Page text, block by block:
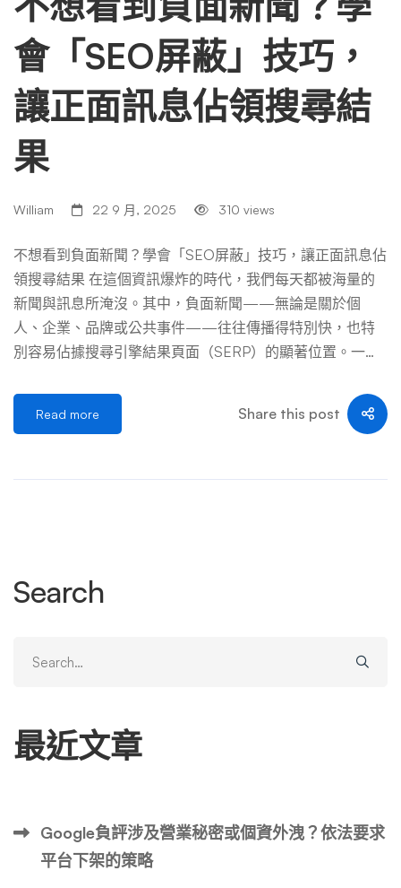
會「SEO屏蔽」技巧，
讓正面訊息佔領搜尋結
果
William 22 9 月, 2025 310 views
不想看到負面新聞？學會「SEO屏蔽」技巧，讓正面訊息佔
領搜尋結果 在這個資訊爆炸的時代，我們每天都被海量的
新聞與訊息所淹沒。其中，負面新聞——無論是關於個
人、企業、品牌或公共事件——往往傳播得特別快，也特
別容易佔據搜尋引擎結果頁面（SERP）的顯著位置。一則
年心血建立的品牌形象一夕崩塌。 當人們在Google、Bing
或其他搜尋引擎上輸入你的名字或品牌名稱時，最不希望看
蔽」。這並非指利用技術手段「屏蔽」或「隱藏」負面資訊
的能見度，並讓你自己創造的優質、正面內容佔領搜尋結果
下，我們將深度剖析「SEO屏蔽」的完整心法與實戰技巧。
第一章：理解戰場——搜尋引擎如何運作與為何負面新聞
針對上述每一點，用你自己的內容與之競爭。你要建立更具
權威的資產、創造更新鮮的內容、吸引更真實的參與度，並
Read more Share this post
Search
for:
最近文章
Google負評涉及營業秘密或個資外洩？依法要求
平台下架的策略